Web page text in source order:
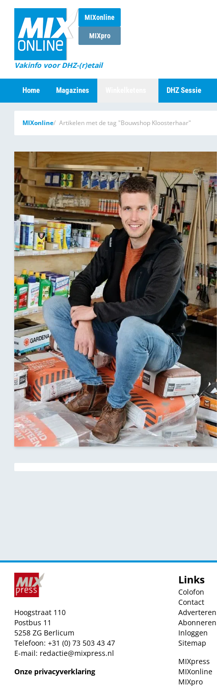
MIXonline
MIXpro
Vakinfo voor DHZ-(r)etail
Home Magazines DHZ Sessie
MIXonline Artikelen met de tag "Bouwshop Kloosterhaar"
Hoogstraat 110
Postbus 11
5258 ZG Berlicum
Telefoon: +31 (0) 73 503 43 47
E-mail: redactie@mixpress.nl
Onze privacyverklaring
Links
Colofon
Contact
Adverteren
Abonneren
Inloggen
Sitemap
MIXpress
MIXonline
MIXpro